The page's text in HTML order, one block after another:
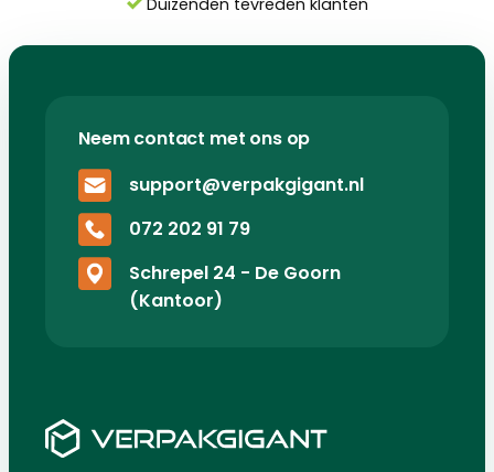
Neem contact met ons op
support@verpakgigant.nl
072 202 91 79
Schrepel 24 - De Goorn
(Kantoor)